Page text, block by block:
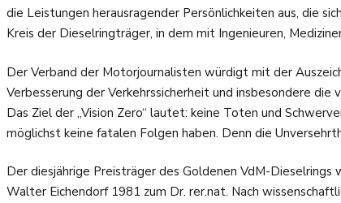
die Leistungen herausragender Persönlichkeiten aus, die
Kreis der Dieselringträger, in dem mit Ingenieuren,
Der Verband der Motorjournalisten würdigt mit der
Verbesserung der Verkehrssicherheit und insbesondere
Das Ziel der „Vision Zero“ lautet: keine Toten und
möglichst keine fatalen Folgen haben. Denn die
Der diesjährige Preisträger des Goldenen VdM-
Walter Eichendorf 1981 zum Dr. rer.nat. Nach